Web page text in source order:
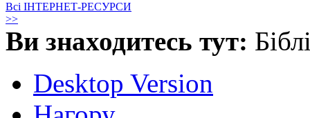
Всі ІНТЕРНЕТ-РЕСУРСИ
>>
Ви знаходитесь тут:
Desktop Version